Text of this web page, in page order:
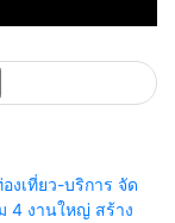
งเที่ยว-บริการ จัด
4 งานใหญ่ สร้าง